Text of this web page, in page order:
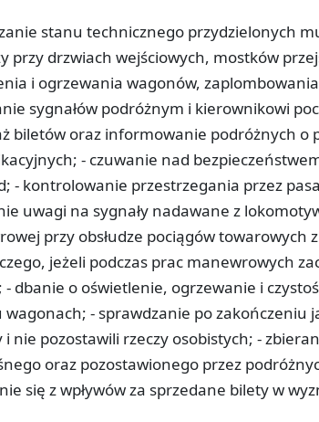
stanu technicznego przydzielonych
przy drzwiach wejściowych, mostków
i ogrzewania wagonów,
sygnałów podróżnym i kierownikowi
biletów oraz informowanie podróżnych o
-­ czuwanie nad
-­ kontrolowanie przestrzegania przez
uwagi na sygnały nadawane z
przy obsłudze pociągów
jeżeli podczas prac manewrowych
-­ dbanie o oświetlenie, ogrzewanie i
wagonach; -­ sprawdzanie po zakończeniu
nie pozostawili rzeczy osobistych; -­
oraz pozostawionego przez
się z wpływów za sprzedane bilety w